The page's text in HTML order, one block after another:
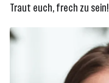
Traut euch, frech zu sein!